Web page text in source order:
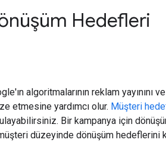
Hedefleri
algoritmalarının reklam yayınını
etmesine yardımcı olur. Müşteri
Bir kampanya için
düzeyinde dönüşüm hedeflerini